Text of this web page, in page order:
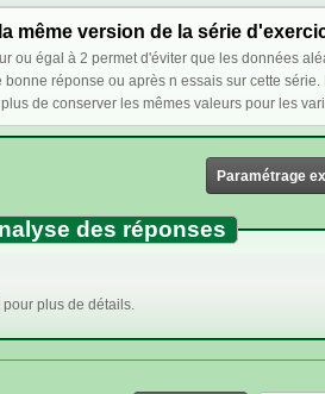
même version de la série
de la série d'exercices ne changent lors d'un nouvel essai : ces
sur cette série. Pour une série d'exercices dont l'ordre est fixé, sélectionner un nombre
Paramétrage
des réponses
pour plus de détails.